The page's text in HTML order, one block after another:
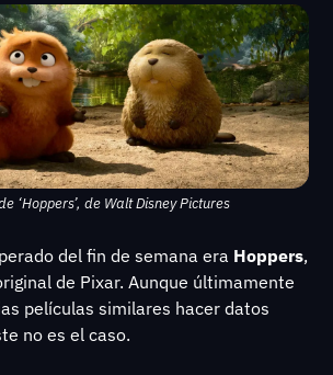
‘Hoppers’, de Walt Disney Pictures
del fin de semana era Hoppers,
de Pixar. Aunque últimamente
películas similares hacer datos
no es el caso.